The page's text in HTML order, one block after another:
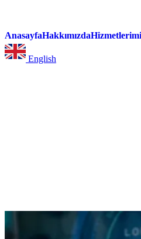
AnasayfaHakkımızda
English